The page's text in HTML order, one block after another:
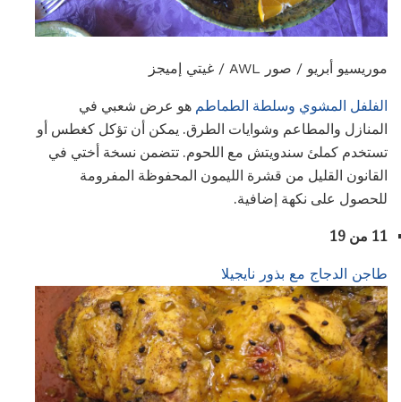
موريسيو أبريو / صور AWL / غيتي إميجز
الفلفل المشوي وسلطة الطماطم هو عرض شعبي في
المنازل والمطاعم وشوايات الطرق. يمكن أن تؤكل كغطس أو
تستخدم كملئ سندويتش مع اللحوم. تتضمن نسخة أختي في
القانون القليل من قشرة الليمون المحفوظة المفرومة
للحصول على نكهة إضافية.
11 من 19
طاجن الدجاج مع بذور نايجيلا